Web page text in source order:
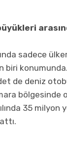
sadece
de deniz
35 milyon